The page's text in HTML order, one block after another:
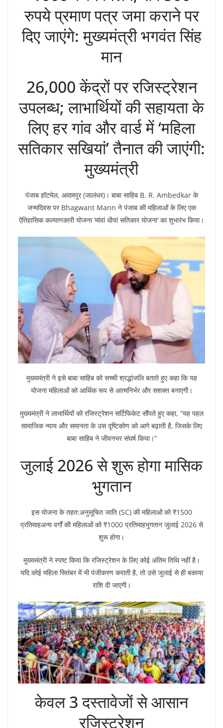
रुपये प्रमाण पत्र जमा कराने पर
दिए जाएंगे: मुख्यमंत्री भगवंत सिंह
मान
26,000 केंद्रों पर रजिस्ट्रेशन
उपलब्ध; लाभार्थियों की सहायता के
लिए हर गांव और वार्ड में ‘महिला
सतिकार सखियां’ तैनात की जाएंगी:
मुख्यमंत्री
पंजाब हॉटमेल, आदमपुर (जालंधर)। बाबा साहिब B. R. Ambedkar के
जन्मदिवस पर Bhagwant Mann ने पंजाब की महिलाओं के लिए एक
ऐतिहासिक कल्याणकारी योजना ‘मांवां धीयां सतिकार योजना’ का शुभारंभ किया।
मुख्यमंत्री ने इसे बाबा साहिब को सच्ची श्रद्धांजलि बताते हुए कहा कि यह
योजना महिलाओं को आर्थिक रूप से आत्मनिर्भर और सशक्त बनाएगी।
मुख्यमंत्री ने लाभार्थियों को रजिस्ट्रेशन सर्टिफिकेट सौंपते हुए कहा, “यह पहल
सामाजिक न्याय और समानता के उस दृष्टिकोण को आगे बढ़ाती है, जिसके लिए
बाबा साहिब ने जीवनभर संघर्ष किया।”
जुलाई 2026 से शुरू होगा मासिक
भुगतान
इस योजना के तहत:अनुसूचित जाति (SC) की महिलाओं को ₹1500
प्रतिमाहअन्य वर्गों की महिलाओं को ₹1000 प्रतिमाहभुगतान जुलाई 2026 से
शुरू होगा।
मुख्यमंत्री ने स्पष्ट किया कि रजिस्ट्रेशन के लिए कोई अंतिम तिथि नहीं है।
यदि कोई महिला सितंबर में भी पंजीकरण कराती है, तो उसे जुलाई से ही बकाया
राशि दी जाएगी।
केवल 3 दस्तावेजों से आसान
रजिस्ट्रेशन